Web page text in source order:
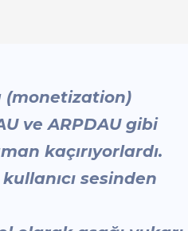
(monetization)
ve ARPDAU gibi
kaçırıyorlardı.
sesinden